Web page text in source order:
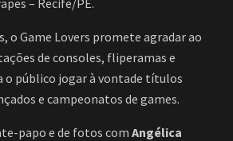
o Game Lovers promete agradar ao
de consoles, fliperamas e
o público jogar à vontade títulos
e campeonatos de games.
papo e de fotos com Angélica